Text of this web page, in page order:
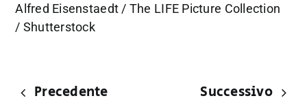
Alfred Eisenstaedt / The LIFE Picture Collection
/ Shutterstock
Precedente Successivo